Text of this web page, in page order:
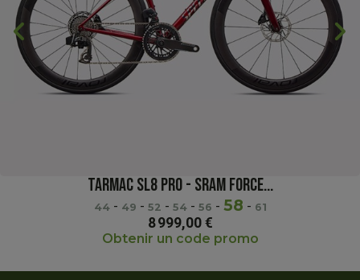
TARMAC SL8 PRO - SRAM FORCE...
44- 49 - 52 - 54- 56 - 58 - 61
8 999,00 €
Obtenir un code promo
chevron_backward chevron_forward